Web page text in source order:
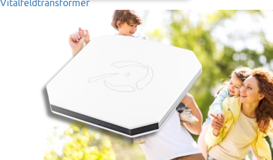
Vitalfeldtransformer